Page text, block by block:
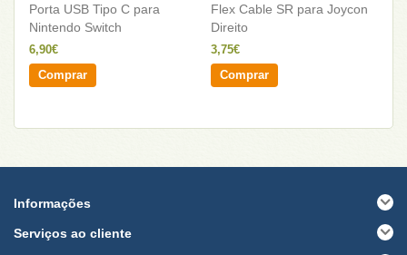
Porta USB Tipo C para
Nintendo Switch
6,90€
Comprar
Flex Cable SR para Joycon
Direito
3,75€
Comprar
Informações
Serviços ao cliente